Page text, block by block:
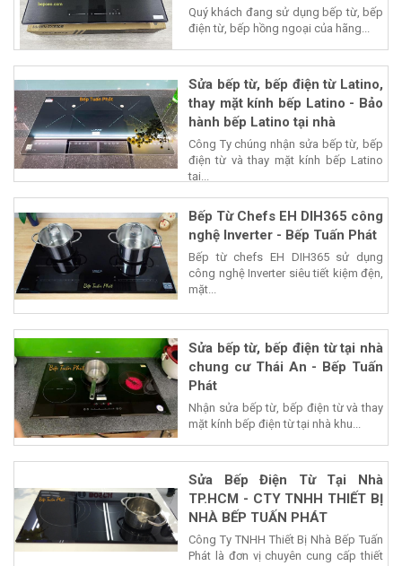
Quý khách đang sử dụng bếp từ, bếp
điện từ, bếp hồng ngoại của hãng...
Sửa bếp từ, bếp điện từ Latino,
thay mặt kính bếp Latino - Bảo
hành bếp Latino tại nhà
Công Ty chúng nhận sửa bếp từ, bếp
điện từ và thay mặt kính bếp Latino
tại...
Bếp Từ Chefs EH DIH365 công
nghệ Inverter - Bếp Tuấn Phát
Bếp từ chefs EH DIH365 sử dụng
công nghệ Inverter siêu tiết kiệm đện,
mặt...
Sửa bếp từ, bếp điện từ tại nhà
chung cư Thái An - Bếp Tuấn
Phát
Nhận sửa bếp từ, bếp điện từ và thay
mặt kính bếp điện từ tại nhà khu...
Sửa Bếp Điện Từ Tại Nhà
TP.HCM - CTY TNHH THIẾT BỊ
NHÀ BẾP TUẤN PHÁT
Công Ty TNHH Thiết Bị Nhà Bếp Tuấn
Phát là đơn vị chuyên cung cấp thiết